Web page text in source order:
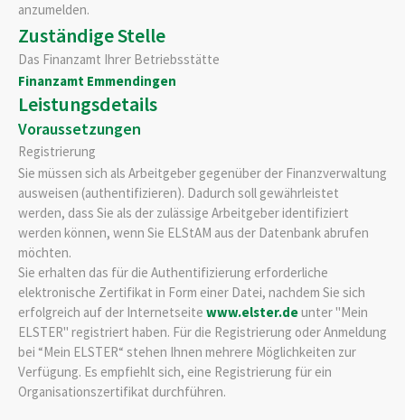
anzumelden.
Zuständige Stelle
Das Finanzamt Ihrer Betriebsstätte
Finanzamt Emmendingen
Leistungsdetails
Voraussetzungen
Registrierung
Sie müssen sich als Arbeitgeber gegenüber der Finanzverwaltung
ausweisen (authentifizieren). Dadurch soll gewährleistet
werden, dass Sie als der zulässige Arbeitgeber identifiziert
werden können, wenn Sie ELStAM aus der Datenbank abrufen
möchten.
Sie erhalten das für die Authentifizierung erforderliche
elektronische Zertifikat in Form einer Datei, nachdem Sie sich
erfolgreich auf der Internetseite www.elster.deunter "Mein
ELSTER" registriert haben. Für die Registrierung oder Anmeldung
bei “Mein ELSTER“ stehen Ihnen mehrere Möglichkeiten zur
Verfügung. Es empfiehlt sich, eine Registrierung für ein
Organisationszertifikat durchführen.